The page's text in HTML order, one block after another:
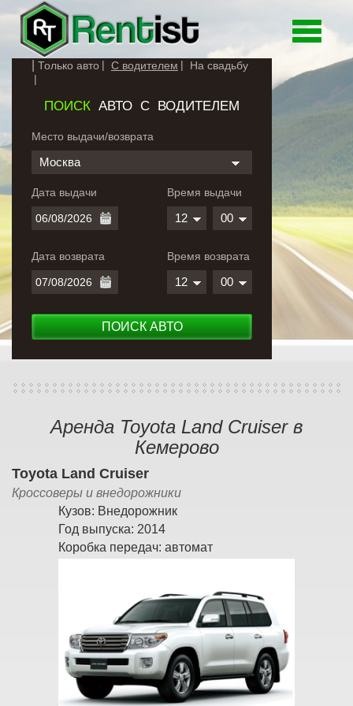
Toggle
Только авто С водителем На свадьбу
ПОИСК АВТО С ВОДИТЕЛЕМ
Место выдачи/возврата
Москва
Дата выдачи
Дата возврата
Время выдачи
12 00
Время возврата
12 00
ПОИСК АВТО
Аренда Toyota Land Cruiser в
Кемерово
Toyota Land Cruiser
Кроссоверы и внедорожники
Кузов: Внедорожник
Год выпуска: 2014
Коробка передач: автомат